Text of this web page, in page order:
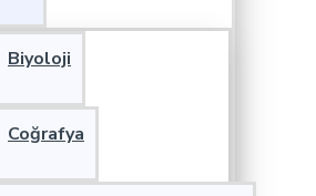
Biyoloji
Coğrafya